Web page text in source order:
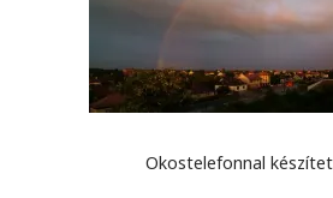
Okostelefonnal